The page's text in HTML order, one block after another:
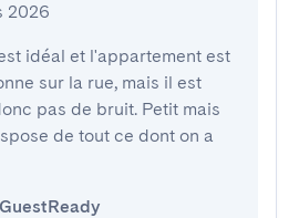
2026
idéal et l'appartement est
sur la rue, mais il est
pas de bruit. Petit mais
de tout ce dont on a